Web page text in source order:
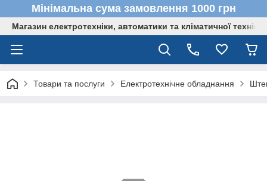
Мінімальна сума замовлення 1000 грн
Магазин електротехніки, автоматики та кліматичної техніки
Товари та послуги Електротехнічне обладнання